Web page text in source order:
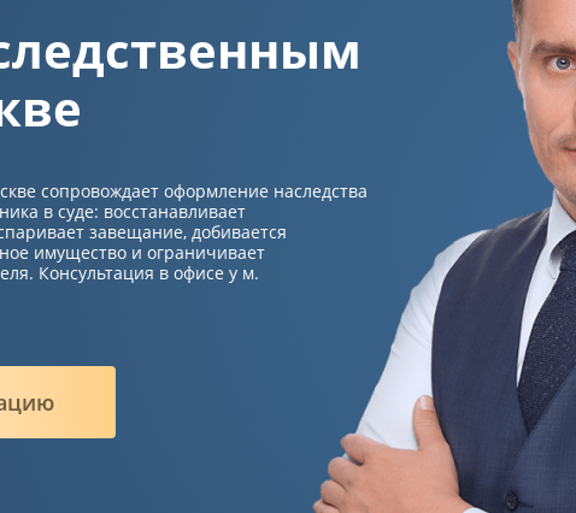
сопровождает оформление наследства
в суде: восстанавливает
завещание, добивается
имущество и ограничивает
Консультация в офисе у м.